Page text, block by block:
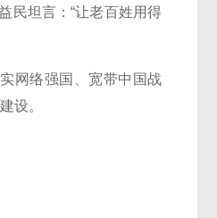
民坦言：“让老百姓用得
网络强国、宽带中国战
设。